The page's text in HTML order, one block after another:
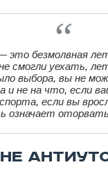
это безмолвная
смогли уехать,
выбора, вы не
и не на что, если
если вы
означает